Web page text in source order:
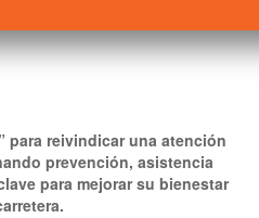
para reivindicar una atención
prevención, asistencia
para mejorar su bienestar